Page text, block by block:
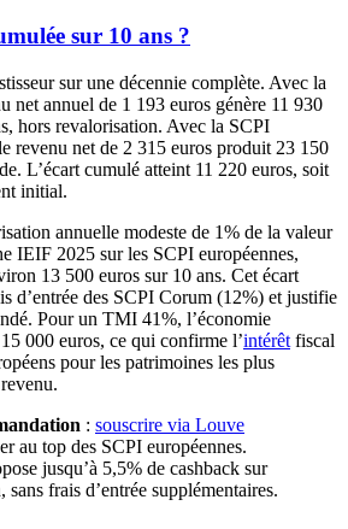
sur 10 ans ?
sur une décennie complète. Avec la
net annuel de 1 193 euros génère 11 930
hors revalorisation. Avec la SCPI
revenu net de 2 315 euros produit 23 150
L’écart cumulé atteint 11 220 euros, soit
initial.
annuelle modeste de 1% de la valeur
IEIF 2025 sur les SCPI européennes,
13 500 euros sur 10 ans. Cet écart
d’entrée des SCPI Corum (12%) et justifie
Pour un TMI 41%, l’économie
000 euros, ce qui confirme l’intérêt fiscal
pour les patrimoines les plus
: souscrire via Louve
au top des SCPI européennes.
jusqu’à 5,5% de cashback sur
frais d’entrée supplémentaires.